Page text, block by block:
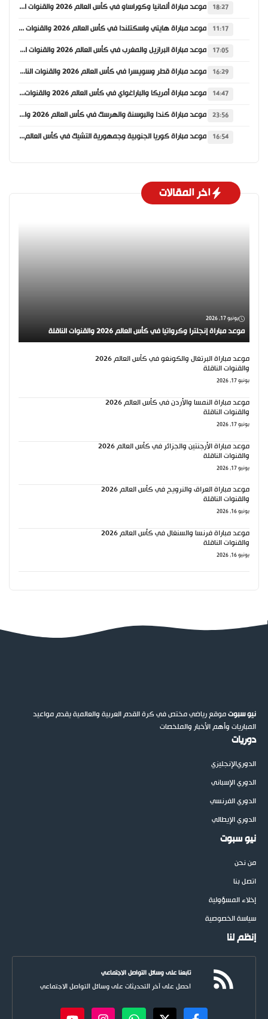
18:27 موعد مباراة ألمانيا وكوراساو في كأس العالم 2026 والقنوات الناقلة
11:17 موعد مباراة هايتي واسكتلندا في كأس العالم 2026 والقنوات الناقلة
17:05 موعد مباراة البرازيل والمغرب في كأس العالم 2026 والقنوات الناقلة
16:29 موعد مباراة قطر وسويسرا في كأس العالم 2026 والقنوات الناقلة
14:47 موعد مباراة أمريكا والباراغواي في كأس العالم 2026 والقنوات الناقلة
23:56 موعد مباراة كندا والبوسنة والهرسك في كأس العالم 2026 والقنوات الناقلة
16:54 موعد مباراة كوريا الجنوبية وجمهورية التشيك في كأس العالم 2026 والقنوات الناقلة
اخر المقالات
يونيو 17, 2026
موعد مباراة إنجلترا وكرواتيا في كأس العالم 2026 والقنوات الناقلة
موعد مباراة البرتغال والكونغو في كأس العالم 2026
والقنوات الناقلة
يونيو 17, 2026
موعد مباراة النمسا والأردن في كأس العالم 2026
والقنوات الناقلة
يونيو 17, 2026
موعد مباراة الأرجنتين والجزائر في كأس العالم 2026
والقنوات الناقلة
يونيو 17, 2026
موعد مباراة العراق والنرويج في كأس العالم 2026
والقنوات الناقلة
يونيو 16, 2026
موعد مباراة فرنسا والسنغال في كأس العالم 2026
والقنوات الناقلة
يونيو 16, 2026
نيو سبوتموقع رياضي مختص في كرة القدم العربية والعالمية يقدم مواعيد
المباريات وأهم الأخبار والملخصات
دوريات
الدوريالإنجليزي
الدوري الإسباني
الدوري الفرنسي
الدوري الإيطالي
نيو سبوت
من نحن
اتصل بنا
إخلاء المسؤولية
سياسة الخصوصية
إنظم لنا
تابعنا على وسائل التواصل الاجتماعي
احصل على آخر التحديثات على وسائل التواصل الاجتماعي